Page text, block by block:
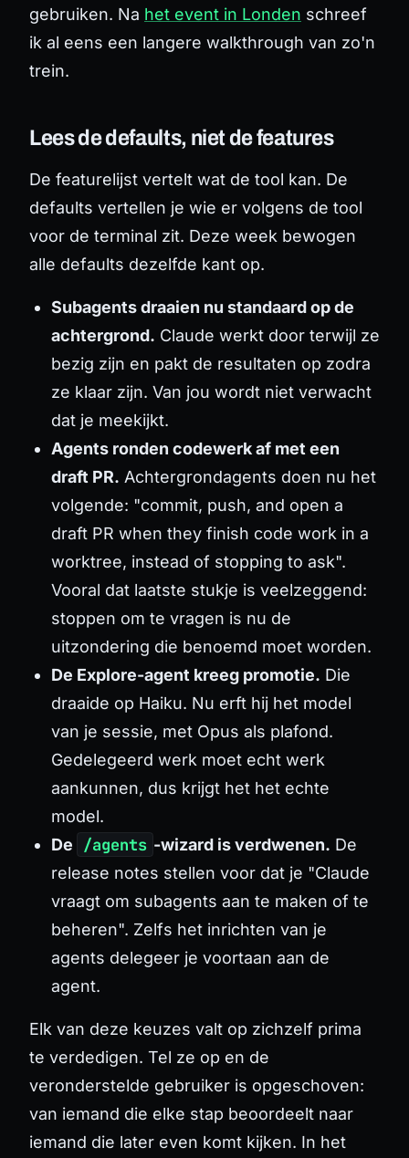
gebruiken. Na het event in Londen schreef
ik al eens een langere walkthrough van zo'n
trein.
Lees de defaults, niet de features
De featurelijst vertelt wat de tool kan. De
defaults vertellen je wie er volgens de tool
voor de terminal zit. Deze week bewogen
alle defaults dezelfde kant op.
Subagents draaien nu standaard op de
achtergrond. Claude werkt door terwijl ze
bezig zijn en pakt de resultaten op zodra
ze klaar zijn. Van jou wordt niet verwacht
dat je meekijkt.
Agents ronden codewerk af met een
draft PR. Achtergrondagents doen nu het
volgende: "commit, push, and open a
draft PR when they finish code work in a
worktree, instead of stopping to ask".
Vooral dat laatste stukje is veelzeggend:
stoppen om te vragen is nu de
uitzondering die benoemd moet worden.
De Explore-agent kreeg promotie. Die
draaide op Haiku. Nu erft hij het model
van je sessie, met Opus als plafond.
Gedelegeerd werk moet echt werk
aankunnen, dus krijgt het het echte
model.
De
/agents -wizard is verdwenen. De
release notes stellen voor dat je "Claude
vraagt om subagents aan te maken of te
beheren". Zelfs het inrichten van je
agents delegeer je voortaan aan de
agent.
Elk van deze keuzes valt op zichzelf prima
te verdedigen. Tel ze op en de
veronderstelde gebruiker is opgeschoven:
van iemand die elke stap beoordeelt naar
iemand die later even komt kijken. In het